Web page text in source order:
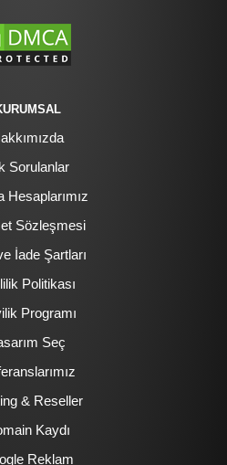
Sorulanlar
Hesaplarımız
Sözleşmesi
İade Şartları
Politikası
Programı
Seç
& Reseller
Kaydı
Reklam